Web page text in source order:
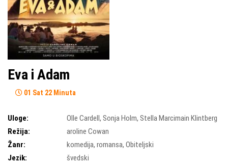
Eva i Adam
01 Sat 22 Minuta
Uloge: Olle Cardell,Sonja Holm,Stella Marcimain Klintberg
Režija:
aroline Cowan
Žanr:
komedija,romansa,Obiteljski
Jezik:
švedski